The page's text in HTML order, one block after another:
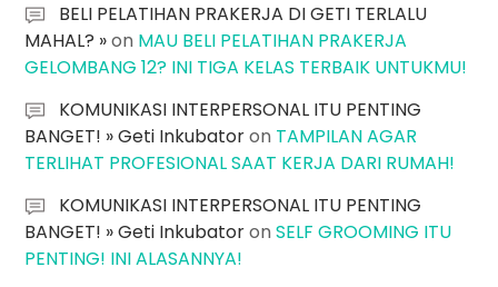
BELI PELATIHAN PRAKERJA DI GETI TERLALU
MAHAL? »on MAU BELI PELATIHAN PRAKERJA
GELOMBANG 12? INI TIGA KELAS TERBAIK UNTUKMU!
KOMUNIKASI INTERPERSONAL ITU PENTING
BANGET! » Geti Inkubatoron TAMPILAN AGAR
TERLIHAT PROFESIONAL SAAT KERJA DARI RUMAH!
KOMUNIKASI INTERPERSONAL ITU PENTING
BANGET! » Geti InkubatoronSELF GROOMING ITU
PENTING! INI ALASANNYA!